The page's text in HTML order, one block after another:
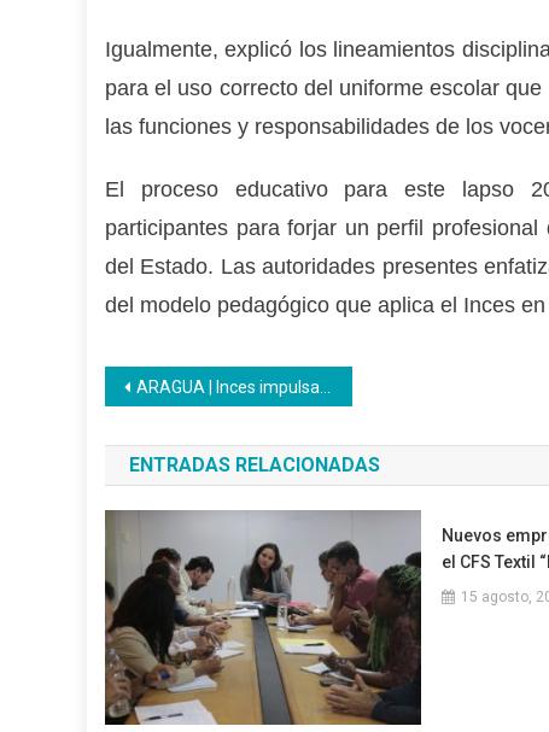
Igualmente, explicó los lineamientos
para el uso correcto del uniforme escolar
las funciones y responsabilidades de los
El proceso educativo para este lapso
participantes para forjar un perfil
del Estado. Las autoridades presentes
del modelo pedagógico que aplica el Inces
Navegación
de
entradas
ARAGUA | Inces impulsa al futuro técnico profesional: PNA inicia nueva formación administrativa
ENTRADAS RELACIONADAS
Nuevos
el CFS Textil
15 agosto,